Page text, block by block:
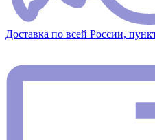
Доставка по всей России,